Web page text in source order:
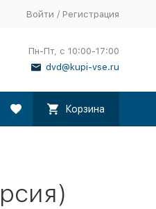
Войти / Регистрация
Пн-Пт, с 10:00-17:00
dvd@kupi-vse.ru
Корзина